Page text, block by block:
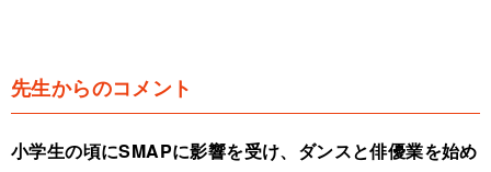
先生からのコメント
小学生の頃にSMAPに影響を受け、ダンスと俳優業を始め